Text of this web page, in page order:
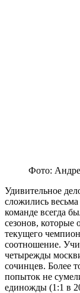
Фото:
Удивительное
сложились
команде всегда
сезонов,
текущего
соотношение.
четырежды
сочинцев. Более
попыток не
единожды (1:1 в